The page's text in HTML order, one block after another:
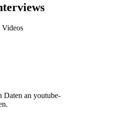
Videos
Daten an youtube-